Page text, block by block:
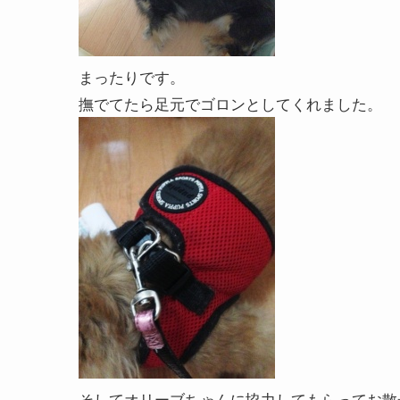
まったりです。
撫でてたら足元でゴロンとしてくれました。